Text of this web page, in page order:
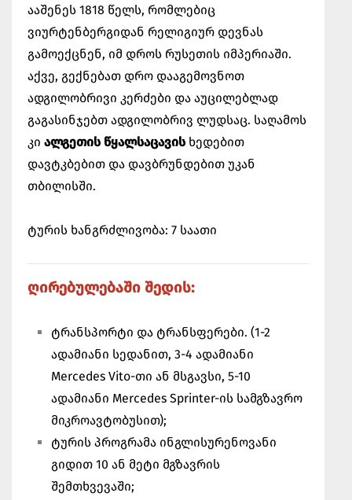
ააშენეს 1818 წელს, რომლებიც
ვიურტენბერგიდან რელიგიურ დევნას
გამოექცნენ, იმ დროს რუსეთის იმპერიაში.
აქვე, გექნებათ დრო დააგემოვნოთ
ადგილობრივი კერძები და აუცილებლად
გაგასინჯებთ ადგილობრივ ლუდსაც. საღამოს
კი ალგეთის წყალსაცავის ხედებით
დავტკბებით და დავბრუნდებით უკან
თბილისში.
ტურის ხანგრძლივობა: 7 საათი
ღირებულებაში შედის:
ტრანსპორტი და ტრანსფერები. (1-2
ადამიანი სედანით, 3-4 ადამიანი
Mercedes Vito-თი ან მსგავსი, 5-10
ადამიანი Mercedes Sprinter-ის სამგზავრო
მიკროავტობუსით);
ტურის პროგრამა ინგლისურენოვანი
გიდით 10 ან მეტი მგზავრის
შემთხვევაში;